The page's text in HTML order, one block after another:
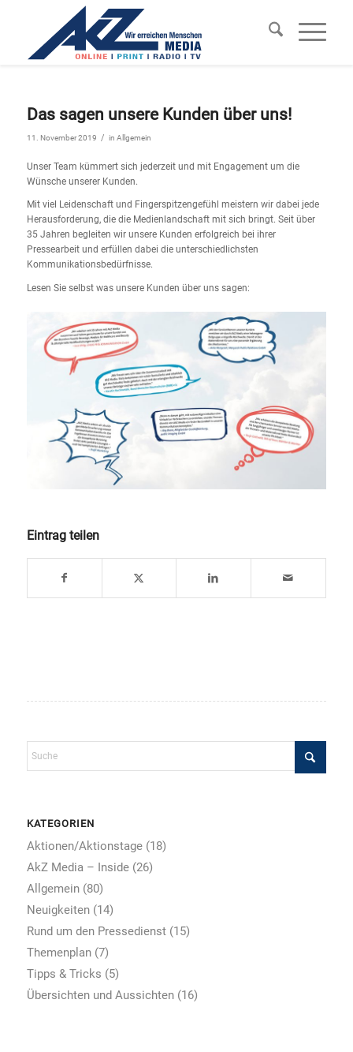
Das sagen unsere Kunden über uns!
11. November 2019 / in Allgemein
Unser Team kümmert sich jederzeit und mit Engagement um die
Wünsche unserer Kunden.
Mit viel Leidenschaft und Fingerspitzengefühl meistern wir dabei jede
Herausforderung, die die Medienlandschaft mit sich bringt. Seit über
35 Jahren begleiten wir unsere Kunden erfolgreich bei ihrer
Pressearbeit und erfüllen dabei die unterschiedlichsten
Kommunikationsbedürfnisse.
Lesen Sie selbst was unsere Kunden über uns sagen:
Eintrag teilen
KATEGORIEN
Aktionen/Aktionstage(18)
AkZ Media – Inside(26)
Allgemein(80)
Neuigkeiten(14)
Rund um den Pressedienst(15)
Themenplan(7)
Tipps & Tricks (5)
Übersichten und Aussichten(16)